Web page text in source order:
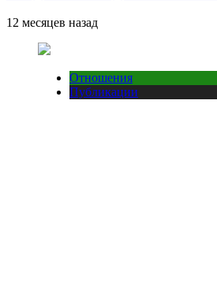
12 месяцев назад
Отношения
Публикации